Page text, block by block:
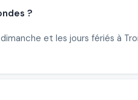
?
et les jours fériés à